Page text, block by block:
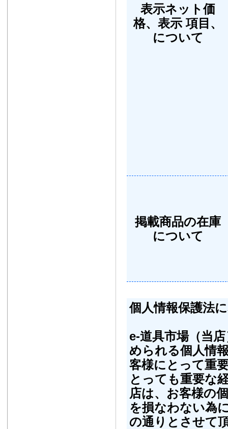
表示ネット価
格、表示 項目、
について
掲載商品の在庫
について
個人情報保護法
e-道具市場（当
められる個人情
客様にとって重
とっても重要な
店は、お客様の
を損なわない為
の通りとさせて